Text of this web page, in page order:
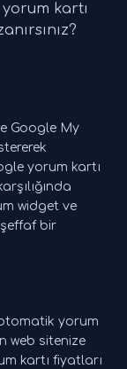
kartı
Google My
yorum kartı
widget ve
bir
yorum
web sitenize
kartı fiyatları